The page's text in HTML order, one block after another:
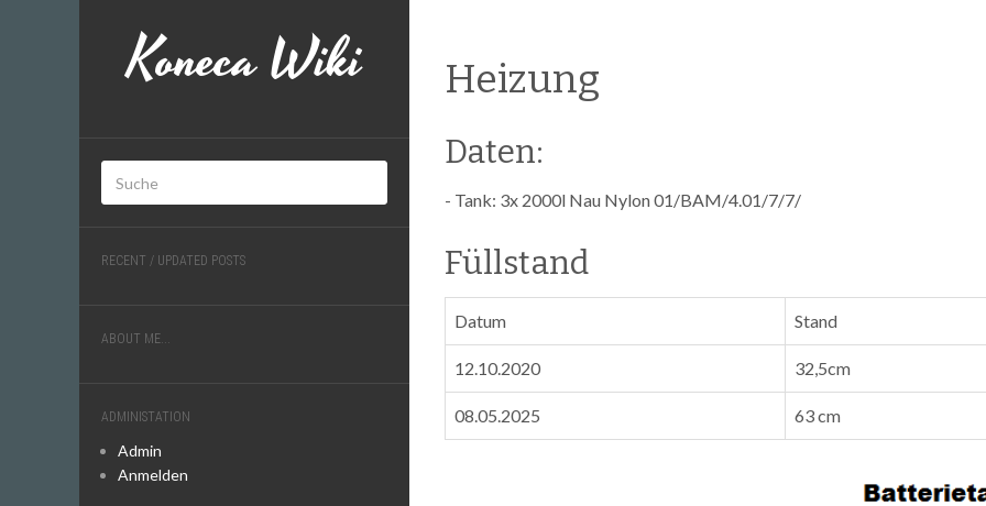
Koneca Wiki
RECENT / UPDATED POSTS
ABOUT ME...
ADMINISTATION
Admin
Anmelden
Heizung
Daten:
- Tank: 3x 2000l Nau Nylon 01/BAM/4.01/7/7/
Füllstand
Datum Stand
12.10.2020 32,5cm
08.05.2025 63 cm